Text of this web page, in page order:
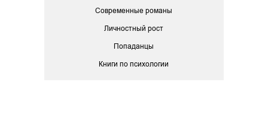
Современные романы
Личностный рост
Попаданцы
Книги по психологии